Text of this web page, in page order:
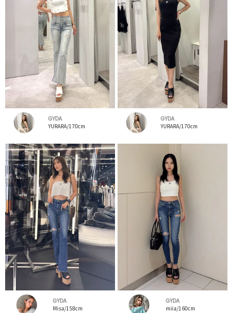
GYDA
YURARA/170cm
GYDA
YURARA/170cm
GYDA
Misa/158cm
GYDA
miia/160cm